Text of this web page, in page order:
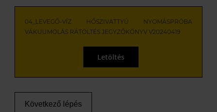
04_LEVEGŐ-VÍZ HŐSZIVATTYÚ NYOMÁSPRÓBA
VÁKUUMOLÁS RÁTÖLTÉS JEGYZŐKÖNYV V20240419
Letöltés
Következő lépés